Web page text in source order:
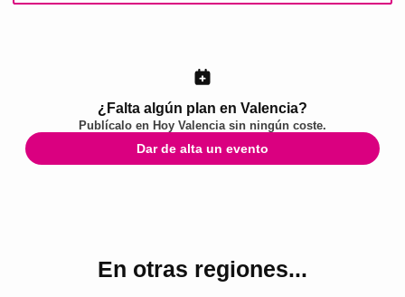
¿Falta algún plan en Valencia?
Publícalo en Hoy Valenciasin ningún coste.
Dar de alta un evento
En otras regiones...